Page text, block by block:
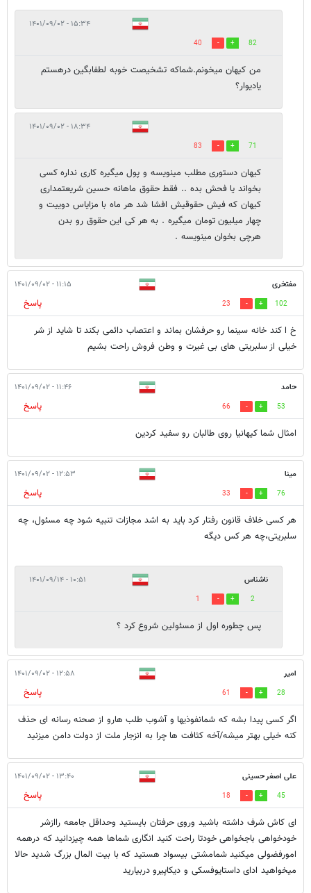
۱۵:۳۴ - ۱۴۰۱/۰۹/۰۲
82
40
من کیهان میخونم.شماکه تشخیصت خوبه لطفابگین درهستم
یادیوار؟
۱۸:۳۴ - ۱۴۰۱/۰۹/۰۲
71
83
کیهان دستوری مطلب مینویسه و پول میگیره کاری نداره کسی
بخواند یا فحش بده .. فقط حقوق ماهانه حسین شریعتمداری
کیهان که فیش حقوقیش افشا شد هر ماه با مزایاس دوییت و
چهار میلیون تومان میگیره . به هر کی این حقوق رو بدن
هرچی بخوان مینویسه .
مفتخری ۱۱:۱۵ - ۱۴۰۱/۰۹/۰۲
102
23
پاسخ
خ ا کند خانه سینما رو حرفشان بماند و اعتصاب دائمی بکند تا شاید از شر
خیلی از سلبریتی های بی غیرت و وطن فروش راحت بشیم
حامد ۱۱:۴۶ - ۱۴۰۱/۰۹/۰۲
53
66
پاسخ
امثال شما کیهانیا روی طالبان رو سفید کردین
مینا ۱۲:۵۳ - ۱۴۰۱/۰۹/۰۲
76
33
پاسخ
هر کسی خلاف قانون رفتار کرد باید به اشد مجازات تنبیه شود چه مسئول، چه
سلبریتی،چه هر کس دیگه
ناشناس ۱۰:۵۱ - ۱۴۰۱/۰۹/۱۴
2
1
پس چطوره اول از مسئولین شروع کرد ؟
امیر ۱۲:۵۸ - ۱۴۰۱/۰۹/۰۲
28
61
پاسخ
اگر کسی پیدا بشه که شمانفوذیها و آشوب طلب هارو از صحنه رسانه ای حذف
کنه خیلی بهتر میشه/آخه کثافت ها چرا به انزجار ملت از دولت دامن میزنید
علی اصغر حسینی ۱۳:۴۰ - ۱۴۰۱/۰۹/۰۲
45
18
پاسخ
ای کاش شرف داشته باشید وروی حرفتان بایستید وحداقل جامعه راازشر
خودخواهی باجخواهی خودتا راحت کنید انگاری شماها همه چیزدانید که درهمه
امورفضولی میکنید شمامشتی بیسواد هستید که با بیت المال بزرگ شدید حالا
میخواهید ادای داستایوفسکی و دیکاپیرو دربیارید